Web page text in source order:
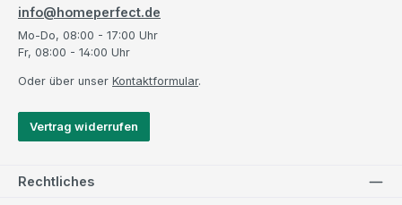
info@homeperfect.de
Mo-Do, 08:00 - 17:00 Uhr
Fr, 08:00 - 14:00 Uhr
Oder über unser Kontaktformular.
Vertrag widerrufen
Rechtliches